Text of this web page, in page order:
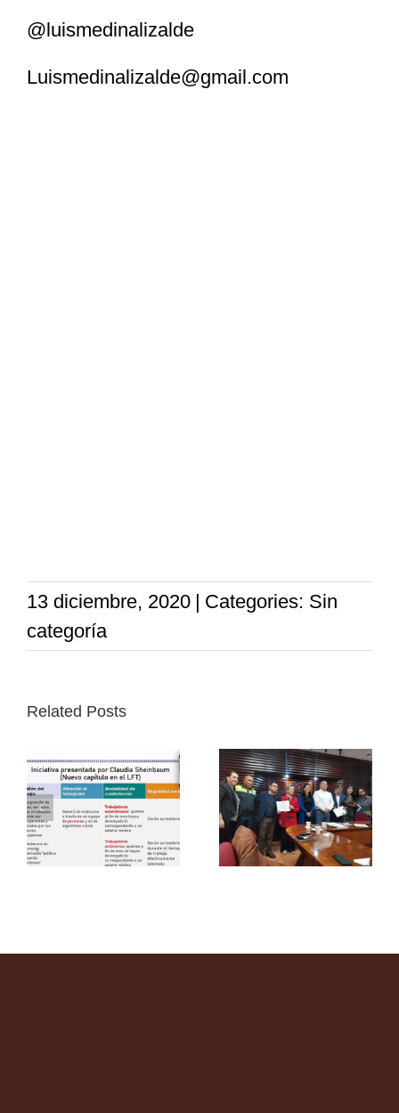
@luismedinalizalde
Luismedinalizalde@gmail.com
13 diciembre, 2020 | Categories: Sin
categoría
Related Posts